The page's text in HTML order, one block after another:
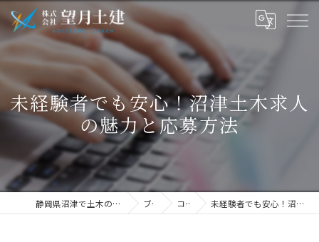
未経験者でも安心！沼津土木求人
の魅力と応募方法
静岡県沼津で土木の求人なら株式会社望月土建 ブログ コラム 未経験者でも安心！沼津土木求人の魅力と応募方法